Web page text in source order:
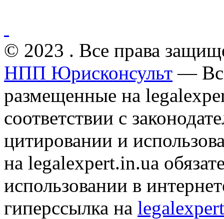
© 2023 . Все права
НПП Юрисконсульт —
размещенные на
соответствии с
цитировании и
на legalexpert.in.ua
использовании в
гиперссылка на